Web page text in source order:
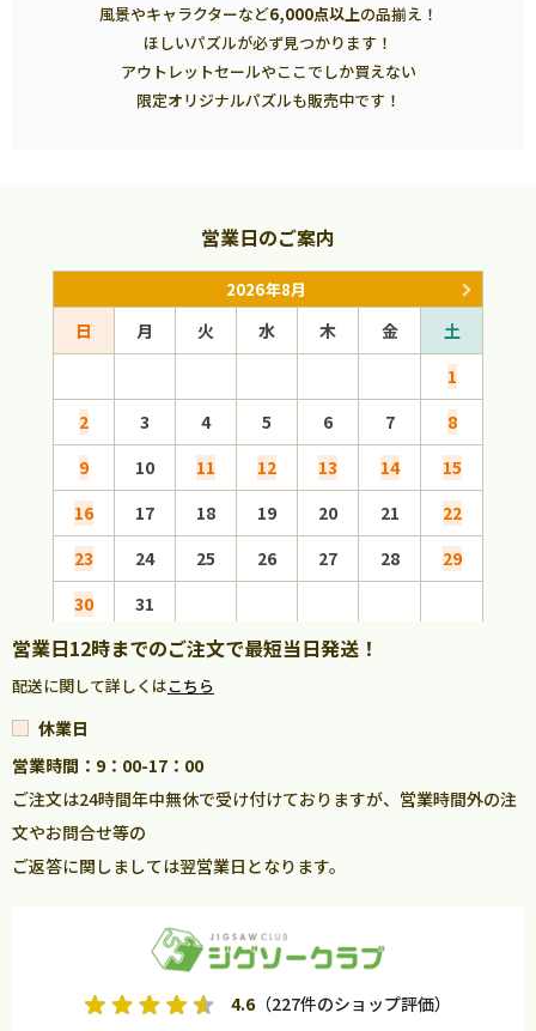
風景やキャラクターなど6,000点以上の品揃え！
ほしいパズルが必ず見つかります！
アウトレットセールやここでしか買えない
限定オリジナルパズルも販売中です！
営業日のご案内
2026年8月
日 月 火 水 木 金
土
1
2
3 4 5 6 7
8
9
10 11 12 13 14
15
16
17 18 19 20 21
22
23
24 25 26 27 28
29
30
31
営業日12時までのご注文で最短当日発送！
配送に関して詳しくはこちら
休業日
営業時間：9：00-17：00
ご注文は24時間年中無休で受け付けておりますが、営業時間外の注
文やお問合せ等の
ご返答に関しましては翌営業日となります。
4.6 （227件のショップ評価）